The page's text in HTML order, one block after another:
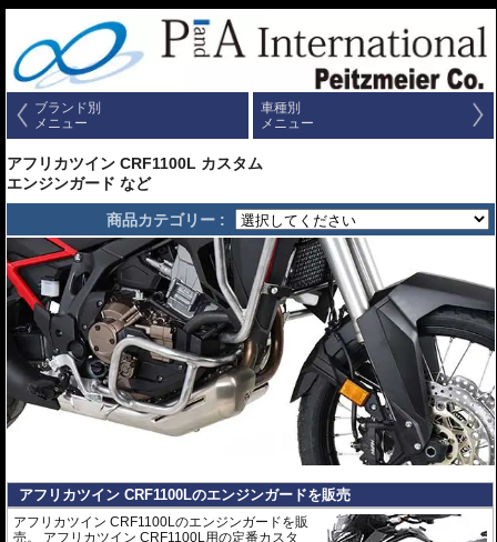
ブランド別
メニュー
車種別
メニュー
アフリカツイン CRF1100L カスタム
エンジンガード など
商品カテゴリー :
アフリカツイン CRF1100Lのエンジンガードを販売
アフリカツイン CRF1100Lのエンジンガードを販
売。 アフリカツイン CRF1100L用の定番カスタ